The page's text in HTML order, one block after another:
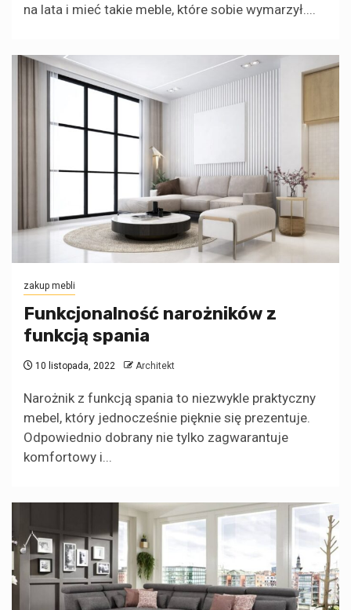
na lata i mieć takie meble, które sobie wymarzył....
zakup mebli
Funkcjonalność narożników z
funkcją spania
10 listopada, 2022 Architekt
Narożnik z funkcją spania to niezwykle praktyczny
mebel, który jednocześnie pięknie się prezentuje.
Odpowiednio dobrany nie tylko zagwarantuje
komfortowy i...